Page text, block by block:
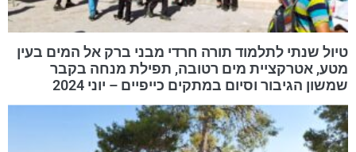
טיול שנתי לתלמוד תורה חרדי מבני ברק אל המים בעין
מטע, אטרקציית מים רטובה, תפילת מנחה בקבר
שמשון הגיבור וסיום במתקים כייפיים – יוני 2024